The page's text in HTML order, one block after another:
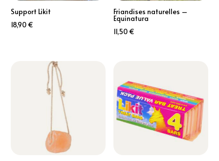
Support Likit
18,90€
Friandises naturelles –
Equinatura
11,50€